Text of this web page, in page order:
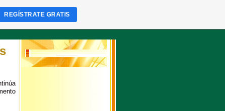
REGÍSTRATE GRATIS